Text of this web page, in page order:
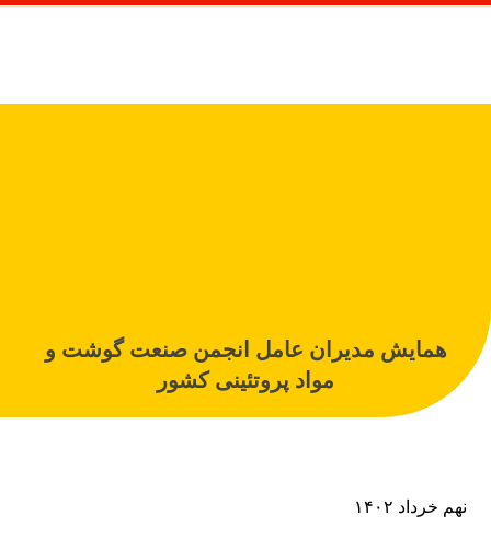
همایش مدیران عامل انجمن صنعت گوشت و
مواد پروتئینی کشور
نهم خرداد ۱۴۰۲